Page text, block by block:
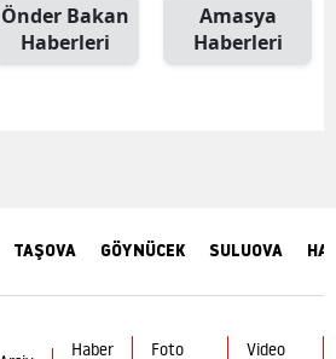
Önder Bakan
Haberleri
Amasya
Haberleri
TAŞOVA GÖYNÜCEK SULUOVA
Haber Foto Video